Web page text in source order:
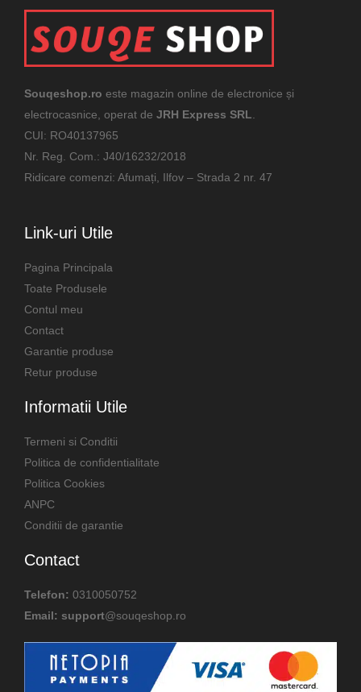
Souqeshop.ro este magazin online de electronice și
electrocasnice, operat de JRH Express SRL
CUI: RO40137965
Nr. Reg. Com.: J40/16232/2018
Ridicare comenzi: Afumați, Ilfov – Strada 2 nr. 47
Link-uri Utile
Pagina Principala
Toate Produsele
Contul meu
Contact
Garantie produse
Retur produse
Informatii Utile
Termeni si Conditii
Politica de confidentialitate
Politica Cookies
ANPC
Conditii de garantie
Contact
Telefon: 0310050752
Email: support@souqeshop.ro